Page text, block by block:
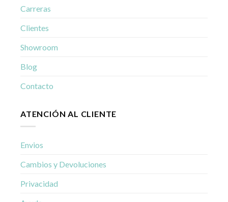
Carreras
Clientes
Showroom
Blog
Contacto
ATENCIÓN AL CLIENTE
Envios
Cambios y Devoluciones
Privacidad